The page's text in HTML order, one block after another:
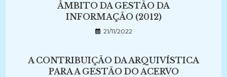
ÂMBITO DA GESTÃO DA
INFORMAÇÃO (2012)
21/11/2022
A CONTRIBUIÇÃO DA ARQUIVÍSTICA
PARA A GESTÃO DO ACERVO